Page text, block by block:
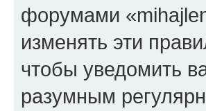
форумами
изменять эти
чтобы уведомить
разумным